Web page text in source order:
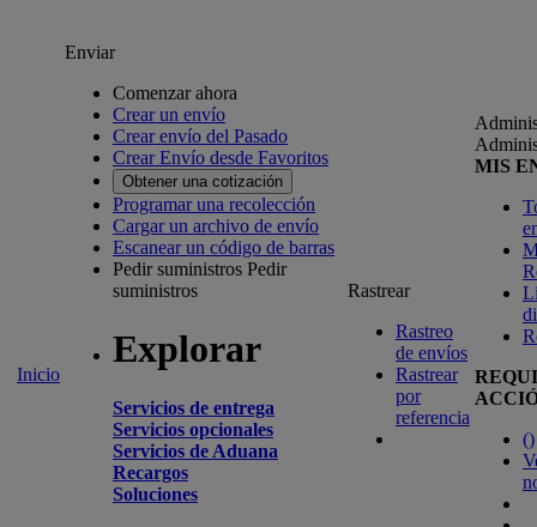
Inicio
Enviar
Comenzar ahora
Crear un envío
Crear envío del Pasado
Crear Envío desde Favoritos
Obtener una cotización
Programar una recolección
Cargar un archivo de envío
Escanear un código de barras
Pedir suministros Pedir
suministros
Explorar
Servicios de entrega
Servicios opcionales
Servicios de Aduana
Recargos
Soluciones
Rastrear
Rastreo
de envíos
Rastrear
por
referencia
MIS
()